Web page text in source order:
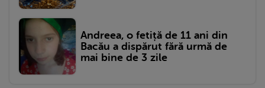
Andreea, o fetiță de 11 ani din
Bacău a dispărut fără urmă de
mai bine de 3 zile